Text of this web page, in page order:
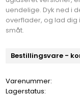
uendelige. Dyk ned i
overflader, og lad
småt.
Bestillingsvare -
Varenummer:
Lagerstatus: